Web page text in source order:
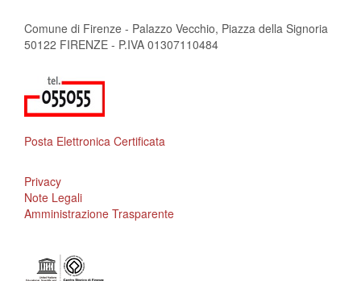
Comune di Firenze - Palazzo Vecchio, Piazza della Signoria
50122 FIRENZE - P.IVA 01307110484
Posta Elettronica Certificata
Privacy
Note Legali
Amministrazione Trasparente